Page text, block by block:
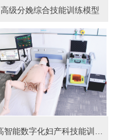
高级分娩综合技能训练模型